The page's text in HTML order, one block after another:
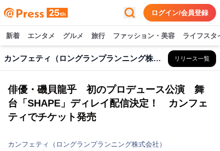
ログイン/会員登録
新着 エンタメ グルメ 旅行 ファッション・美容 ライフスタ
カンフェティ（ロングランプランニング株式会社） リリース一覧
俳優・磯貝龍乎 初のプロデュース公演 舞
台「SHAPE」ディレイ配信決定！ カンフェ
ティでチケット発売
カンフェティ（ロングランプランニング株式会社）